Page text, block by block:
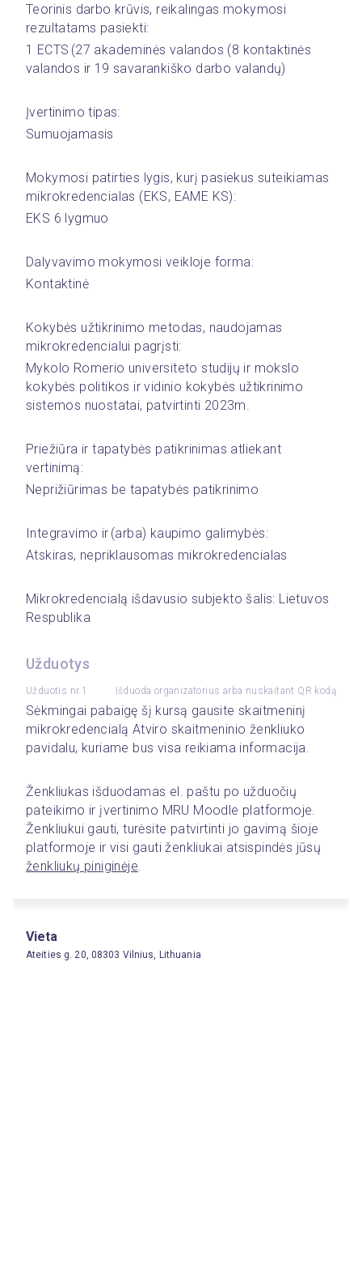
Teorinis darbo krūvis, reikalingas mokymosi
rezultatams pasiekti:
1 ECTS (27 akademinės valandos (8 kontaktinės
valandos ir 19 savarankiško darbo valandų)
Įvertinimo tipas:
Sumuojamasis
Mokymosi patirties lygis, kurį pasiekus suteikiamas
mikrokredencialas (EKS, EAME KS):
EKS 6 lygmuo
Dalyvavimo mokymosi veikloje forma:
Kontaktinė
Kokybės užtikrinimo metodas, naudojamas
mikrokredencialui pagrįsti:
Mykolo Romerio universiteto studijų ir mokslo
kokybės politikos ir vidinio kokybės užtikrinimo
sistemos nuostatai, patvirtinti 2023m.
Priežiūra ir tapatybės patikrinimas atliekant
vertinimą:
Neprižiūrimas be tapatybės patikrinimo
Integravimo ir (arba) kaupimo galimybės:
Atskiras, nepriklausomas mikrokredencialas
Mikrokredencialą išdavusio subjekto šalis: Lietuvos
Respublika
Užduotys
Užduotis nr.1 Išduoda organizatorius arba nuskaitant QR kodą
Sėkmingai pabaigę šį kursą gausite skaitmeninį
mikrokredencialą Atviro skaitmeninio ženkliuko
pavidalu, kuriame bus visa reikiama informacija.
Ženkliukas išduodamas el. paštu po užduočių
pateikimo ir įvertinimo MRU Moodle platformoje.
Ženkliukui gauti, turėsite patvirtinti jo gavimą šioje
ženkliukų piniginėje.
Vieta
Ateities g. 20, 08303 Vilnius, Lithuania